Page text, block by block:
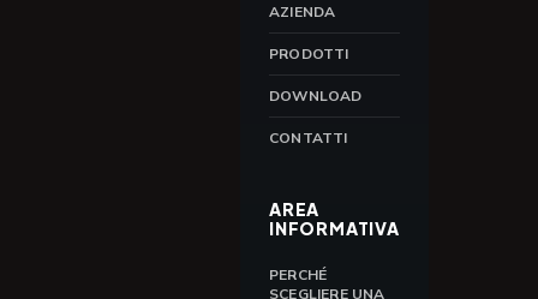
AZIENDA
PRODOTTI
DOWNLOAD
CONTATTI
AREA
INFORMATIVA
PERCHÉ
SCEGLIERE UNA